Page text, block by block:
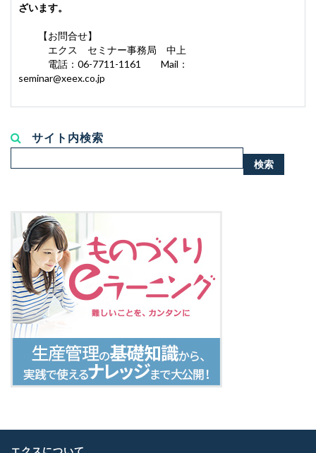
ざいます。
【お問合せ】
エクス セミナー事務局 中上
電話：06-7711-1161 Mail：
seminar@xeex.co.jp
サイト内検索
索...
検索
エクスについて